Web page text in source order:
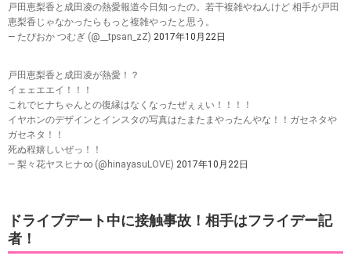
戸田恵梨香と成田凌の熱愛報道今日知ったの。若干複雑やねんけど 相手が戸田
恵梨香じゃなかったらもっと複雑やったと思う。
— たぴおか つむぎ (@__tpsan_zZ) 2017年10月22日
戸田恵梨香と成田凌が熱愛！？
イェェエエイ！！！
これでヒナちゃんとの復縁はなくなったぜぇぇい！！！！
イヤホンのデザインとインスタの写真はたまたまやったんやな！！ガセネタや
ガセネタ！！
死ぬ程嬉しいぜっ！！
— 梨々花ヤスヒナ∞ (@hinayasuLOVE) 2017年10月22日
ドライブデート中に接触事故！相手はフライデー記
者！